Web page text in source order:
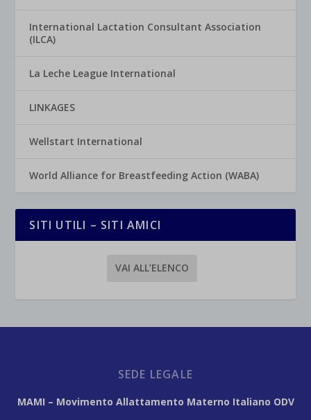
International Lactation Consultant Association
(ILCA)
La Leche League International
LINKAGES
Wellstart International
World Alliance for Breastfeeding Action (WABA)
SITI UTILI – SITI AMICI
VAI ALL’ELENCO
SEDE LEGALE
MAMI – Movimento Allattamento Materno Italiano ODV